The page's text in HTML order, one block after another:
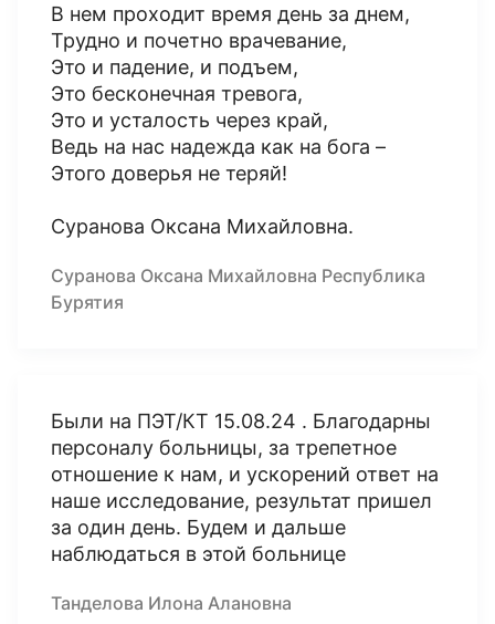
В нем проходит время день за днем,
Трудно и почетно врачевание,
Это и падение, и подъем,
Это бесконечная тревога,
Это и усталость через край,
Ведь на нас надежда как на бога –
Этого доверья не теряй!
Суранова Оксана Михайловна.
Суранова Оксана Михайловна Республика
Бурятия
Были на ПЭТ/КТ 15.08.24 . Благодарны
персоналу больницы, за трепетное
отношение к нам, и ускорений ответ на
наше исследование, результат пришел
за один день. Будем и дальше
наблюдаться в этой больнице
Танделова Илона Алановна